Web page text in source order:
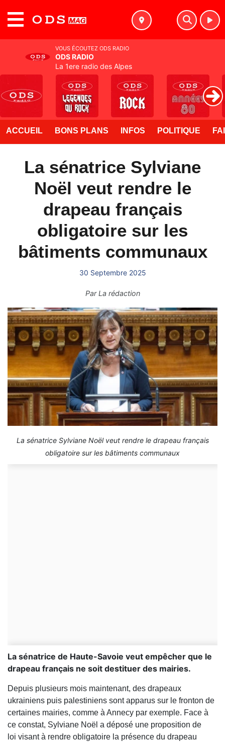
ACCUEIL BONS PLANS INFOS POLITIQUE
La sénatrice Sylviane
Noël veut rendre le
drapeau français
obligatoire sur les
bâtiments communaux
30 Septembre 2025
ParLa rédaction
La sénatrice Sylviane Noël veut rendre le drapeau français
obligatoire sur les bâtiments communaux
La sénatrice de Haute-Savoie veut empêcher que le
drapeau français ne soit destituer des mairies.
Depuis plusieurs mois maintenant, des drapeaux
ukrainiens puis palestiniens sont apparus sur le fronton de
certaines mairies, comme à Annecy par exemple. Face à
ce constat, Sylviane Noël a déposé une proposition de
loi visant à rendre obligatoire la présence du drapeau
VOUS ÉCOUTEZ ODS RADIO
ODS RADIO
La 1ere radio des Alpes